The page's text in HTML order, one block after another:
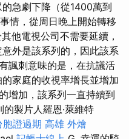
急劇下降（從1400萬到
情，從周日晚上開始轉移
他電視公司不需要延續，
外是該系列的，因此該系
諷刺意味的是，在抗議活
家庭的收視率增長並增加
增加，該系列一直持續到
的製片人羅恩·萊維特
胞證過期 高雄 外燴